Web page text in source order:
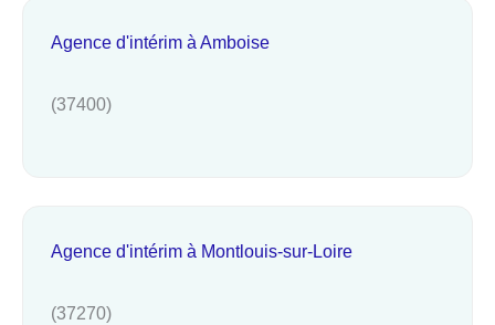
Agence d'intérim à Amboise
(37400)
Agence d'intérim à Montlouis-sur-Loire
(37270)